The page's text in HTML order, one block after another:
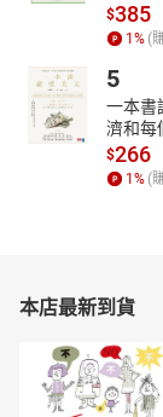
$385
1 % (
5
一本書
濟和每
$266
1 % (
本店最新到貨